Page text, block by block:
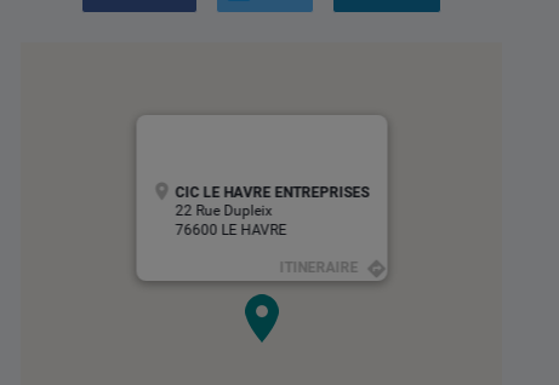
CIC LE HAVRE ENTREPRISES
22 Rue Dupleix
76600 LE HAVRE
ITINERAIRE